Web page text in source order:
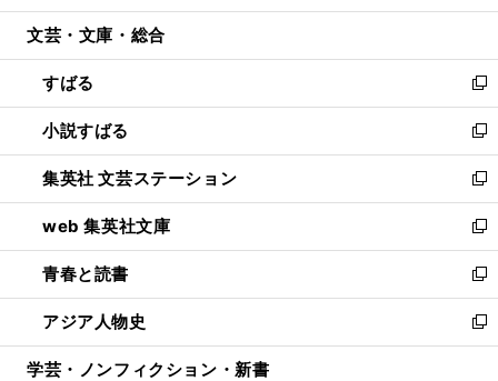
開
ウ
開
く
ン
ウ
で
開
く
ウ
ン
ド
ウ
で
開
く
文芸・文庫・総合
すばる
新
し
い
ウ
ィ
ン
ド
ウ
で
開
く
小説すばる
新
し
い
ウ
ィ
ン
ド
ウ
で
開
集英社 文芸ステーション
新
し
い
ウ
ィ
ン
ド
ウ
web 集英社文庫
新
し
い
ウ
ィ
ン
青春と読書
新
し
い
ウ
アジア人物史
新
し
学芸・ノンフィクション・新書